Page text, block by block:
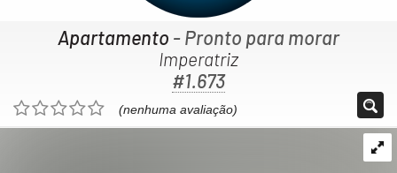
Apartamento - Pronto para morar
Imperatriz
#1.673
(nenhuma avaliação)